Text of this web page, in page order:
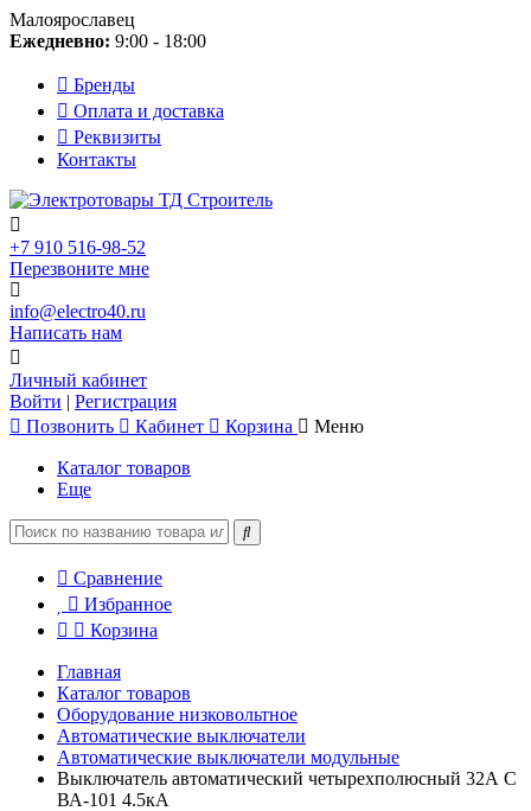
Малоярославец
Ежедневно: 9:00 - 18:00
Бренды
Оплата и доставка
Реквизиты
Контакты
+7 910 516-98-52
Перезвоните мне
info@electro40.ru
Написать нам
Личный кабинет
Войти | Регистрация
Позвонить
Кабинет Корзина Меню
Каталог товаров
Еще
Сравнение
Избранное
Корзина
Главная
Каталог товаров
Оборудование низковольтное
Автоматические выключатели
Автоматические выключатели модульные
Выключатель автоматический четырехполюсный 32А С
ВА-101 4.5кА